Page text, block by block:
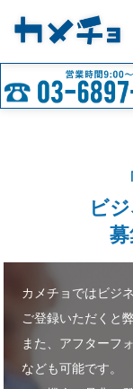
ビ
カメチョではビジ
ご登録いただくと
また、アフターフ
なども可能です。